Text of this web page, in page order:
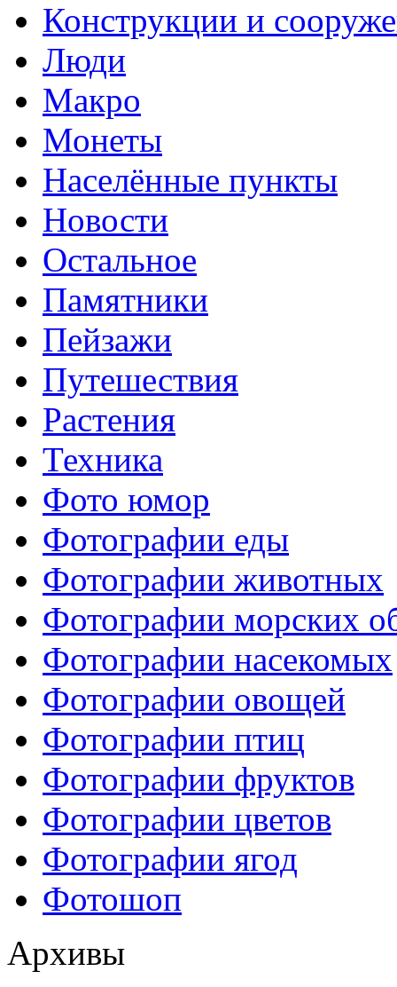
Конструкции и
Люди
Макро
Монеты
Населённые пункты
Новости
Остальное
Памятники
Пейзажи
Путешествия
Растения
Техника
Фото юмор
Фотографии еды
Фотографии животных
Фотографии морских
Фотографии насекомых
Фотографии овощей
Фотографии птиц
Фотографии фруктов
Фотографии цветов
Фотографии ягод
Фотошоп
Архивы